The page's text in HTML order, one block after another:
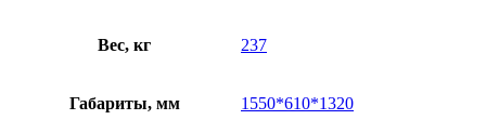
Вес, кг 237
Габариты, мм 1550*610*1320